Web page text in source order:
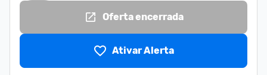
Oferta encerrada
Ativar Alerta